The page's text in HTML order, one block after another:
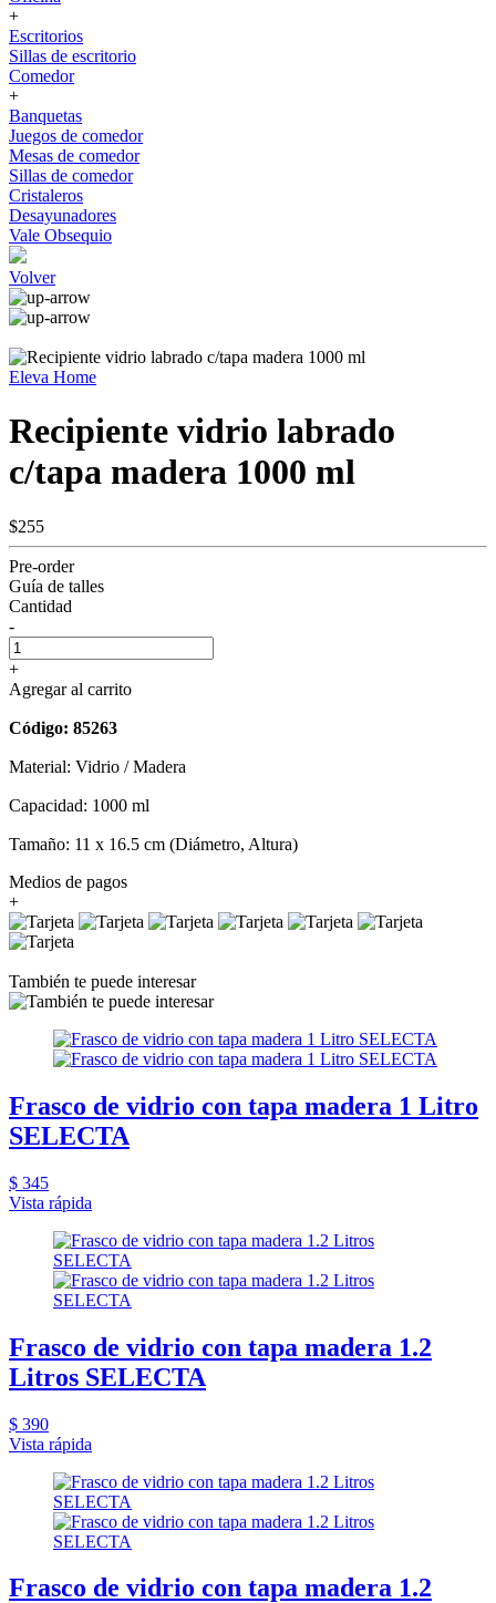
+
Escritorios
Sillas de escritorio
Comedor
+
Banquetas
Juegos de comedor
Mesas de comedor
Sillas de comedor
Cristaleros
Desayunadores
Vale Obsequio
Volver
Eleva Home
Recipiente vidrio labrado
c/tapa madera 1000 ml
$255
Pre-order
Guía de talles
Cantidad
-
+
Agregar al carrito
Código: 85263
Material: Vidrio / Madera
Capacidad: 1000 ml
Tamaño: 11 x 16.5 cm (Diámetro, Altura)
Medios de pagos
+
También te puede interesar
Frasco de vidrio con tapa madera 1 Litro
SELECTA
$ 345
Vista rápida
Frasco de vidrio con tapa madera 1.2
Litros SELECTA
$ 390
Vista rápida
Frasco de vidrio con tapa madera 1.2